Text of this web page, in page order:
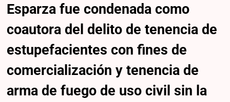
Esparza fue condenada como
coautora del delito de tenencia de
estupefacientes con fines de
comercialización y tenencia de
arma de fuego de uso civil sin la